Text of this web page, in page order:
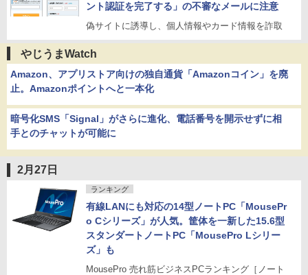
ント認証を完了する」の不審なメールに注意
偽サイトに誘導し、個人情報やカード情報を詐取
やじうまWatch
Amazon、アプリストア向けの独自通貨「Amazonコイン」を廃
止。Amazonポイントへと一本化
暗号化SMS「Signal」がさらに進化、電話番号を開示せずに相
手とのチャットが可能に
2月27日
ランキング
有線LANにも対応の14型ノートPC「MousePr
o Cシリーズ」が人気。筐体を一新した15.6型
スタンダートノートPC「MousePro Lシリー
ズ」も
MousePro 売れ筋ビジネスPCランキング［ノート